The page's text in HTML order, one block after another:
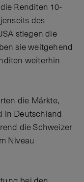
Renditen 10-
des
stiegen die
sie weitgehend
weiterhin
die Märkte,
in Deutschland
die Schweizer
Niveau